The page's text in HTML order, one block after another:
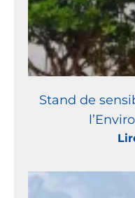
Stand de